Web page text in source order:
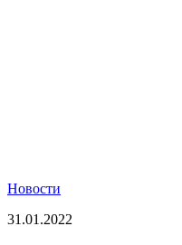
Новости
31.01.2022